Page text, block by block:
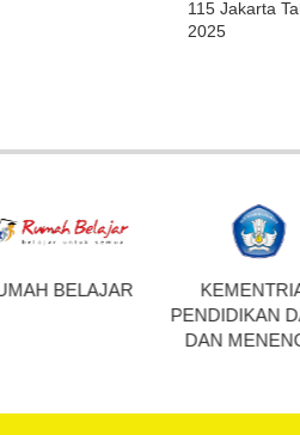
115 Jakarta
2025
KEMENTRIAN
PENDIDIKAN DASAR
SISTEM